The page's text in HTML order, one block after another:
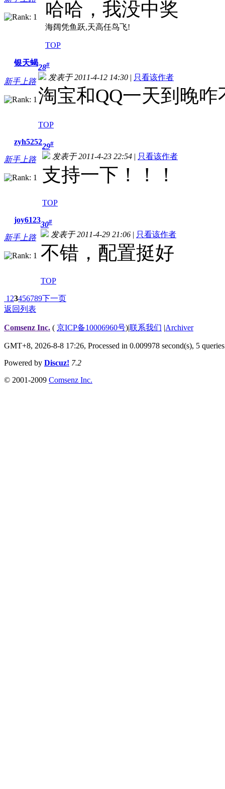
哈哈，我没中奖
海阔凭鱼跃,天高任鸟飞!
TOP
银天蝎
新手上路
28#
发表于 2011-4-12 14:30 | 只看该作者
淘宝和QQ一天到晚
TOP
zyh5252
新手上路
29#
发表于 2011-4-23 22:54 | 只看该作者
支持一下！！！
TOP
joy6123
新手上路
30#
发表于 2011-4-29 21:06 | 只看该作者
不错，配置挺好
TOP
1 23456789下一页
返回列表
Comsenz Inc. ( 京ICP备10006960号)|联系我们 |Archiver
GMT+8, 2026-8-8 17:26, Processed in 0.009978 second(s), 5 queries
Powered by Discuz! 7.2
© 2001-2009 Comsenz Inc.